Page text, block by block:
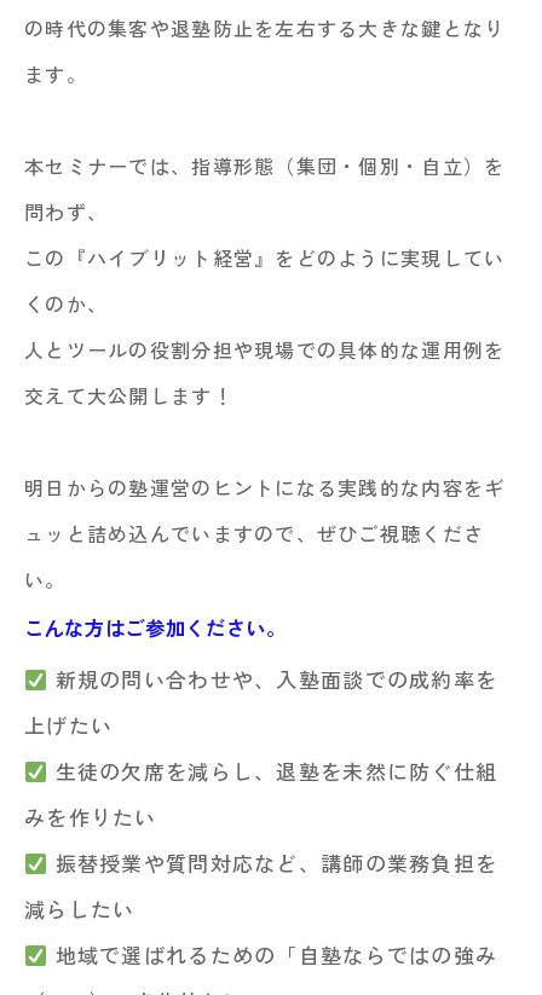
の時代の集客や退塾防止を左右する大きな鍵となり
ます。
本セミナーでは、指導形態（集団・個別・自立）を
問わず、
この『ハイブリット経営』をどのように実現してい
くのか、
人とツールの役割分担や現場での具体的な運用例を
交えて大公開します！
明日からの塾運営のヒントになる実践的な内容をギ
ュッと詰め込んでいますので、ぜひご視聴くださ
い。
こんな方はご参加ください。
新規の問い合わせや、入塾面談での成約率を
上げたい
生徒の欠席を減らし、退塾を未然に防ぐ仕組
みを作りたい
振替授業や質問対応など、講師の業務負担を
減らしたい
地域で選ばれるための「自塾ならではの強み